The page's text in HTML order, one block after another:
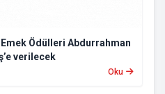
Ödülleri Abdurrahman
verilecek
Oku